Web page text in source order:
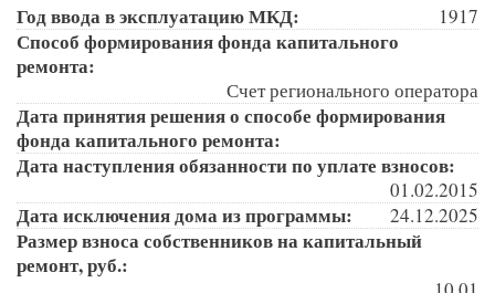
Год ввода в эксплуатацию МКД: 1917
Способ формирования фонда капитального
ремонта:
Счет регионального оператора
Дата принятия решения о способе формирования
фонда капитального ремонта:
Дата наступления обязанности по уплате взносов:
01.02.2015
Дата исключения дома из программы: 24.12.2025
Размер взноса собственников на капитальный
ремонт, руб.: